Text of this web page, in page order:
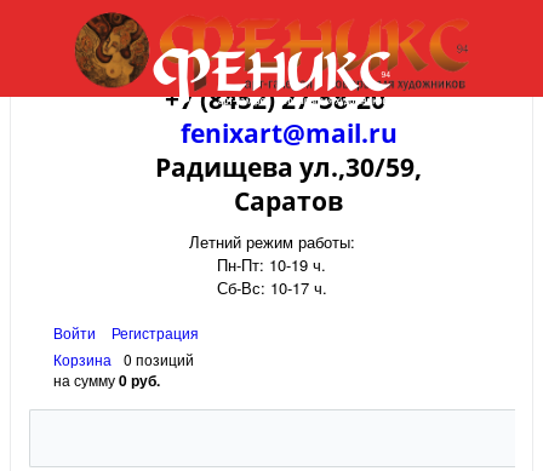
+7 (8452) 27-58-20
fenixart@mail.ru
Радищева ул.,30/59,
Саратов
Летний режим работы:
Пн-Пт: 10-19 ч.
Сб-Вс: 10-17 ч.
Войти
Регистрация
Корзина
0 позиций
на сумму0 руб.